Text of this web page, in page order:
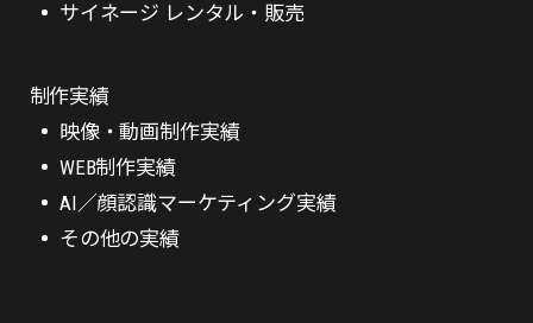
サイネージ レンタル・販売
制作実績
映像・動画制作実績
WEB制作実績
AI／顔認識マーケティング実績
その他の実績